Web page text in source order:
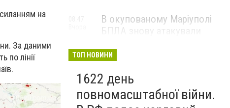
на
За даними
по лінії
В окупованому Маріуполі
БПЛА знову атакували
— ВІДЕО
ТОП НОВИНИ
1622 день
повномасштабної війни.